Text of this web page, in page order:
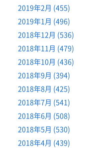
2019年2月 (455)
2019年1月 (496)
2018年12月 (536)
2018年11月 (479)
2018年10月 (436)
2018年9月 (394)
2018年8月 (425)
2018年7月 (541)
2018年6月 (508)
2018年5月 (530)
2018年4月 (439)